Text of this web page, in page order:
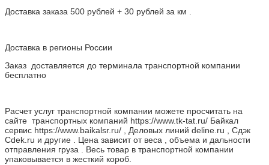
Доставка заказа 500 рублей + 30 рублей за км .
Доставка в регионы России
Заказ доставляется до терминала транспортной компании
бесплатно
Расчет услуг транспортной компании можете просчитать на
сайте транспортных компаний https://www.tk-tat.ru/ Байкал
сервис https://www.baikalsr.ru/ , Деловых линий deline.ru , Сдэк
Cdek.ru и другие . Цена зависит от веса , объема и дальности
отправления груза . Весь товар в транспортной компании
упаковывается в жесткий короб.